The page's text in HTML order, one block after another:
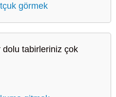
görmek
dolu tabirleriniz çok